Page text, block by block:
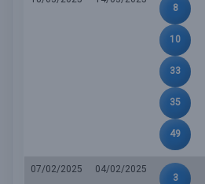
8
10
33
35
49
07/02/2025
04/02/2025
3